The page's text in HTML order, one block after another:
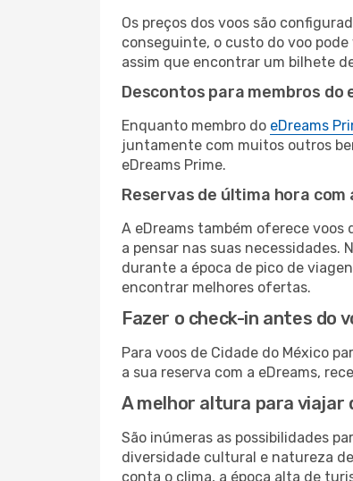
Os preços dos voos são
conseguinte, o custo do voo
assim que encontrar um bilhete
Descontos para membros do
Enquanto membro do eDreams
juntamente com muitos outros
eDreams Prime.
Reservas de última hora com
A eDreams também oferece voos
a pensar nas suas necessidades.
durante a época de pico de
encontrar melhores ofertas.
Fazer o check-in antes do
Para voos de Cidade do México
a sua reserva com a eDreams,
A melhor altura para viajar
São inúmeras as possibilidades
diversidade cultural e natureza
conta o clima, a época alta de